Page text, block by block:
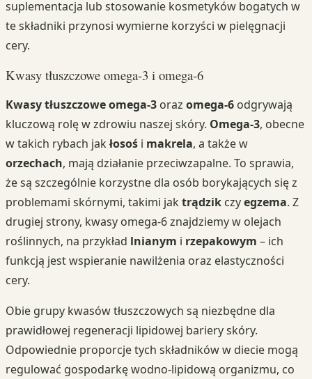
suplementacja lub stosowanie kosmetyków bogatych w
te składniki przynosi wymierne korzyści w pielęgnacji
cery.
Kwasy tłuszczowe omega-3 i omega-6
Kwasy tłuszczowe omega-3 oraz omega-6 odgrywają
kluczową rolę w zdrowiu naszej skóry. Omega-3, obecne
w takich rybach jak łosoś i makrela, a także w
orzechach, mają działanie przeciwzapalne. To sprawia,
że są szczególnie korzystne dla osób borykających się z
problemami skórnymi, takimi jak trądzik czyegzema. Z
drugiej strony, kwasy omega-6 znajdziemy w olejach
roślinnych, na przykład lnianym i rzepakowym – ich
funkcją jest wspieranie nawilżenia oraz elastyczności
cery.
Obie grupy kwasów tłuszczowych są niezbędne dla
prawidłowej regeneracji lipidowej bariery skóry.
Odpowiednie proporcje tych składników w diecie mogą
regulować gospodarkę wodno-lipidową organizmu, co